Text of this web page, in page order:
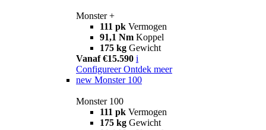
Monster +
111 pk Vermogen
91,1 Nm Koppel
175 kg Gewicht
Vanaf €15.590 i
Configureer Ontdek meer
new Monster 100
Monster 100
111 pk Vermogen
175 kg Gewicht